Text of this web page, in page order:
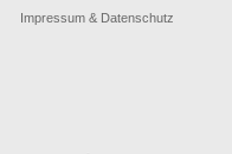
Impressum & Datenschutz